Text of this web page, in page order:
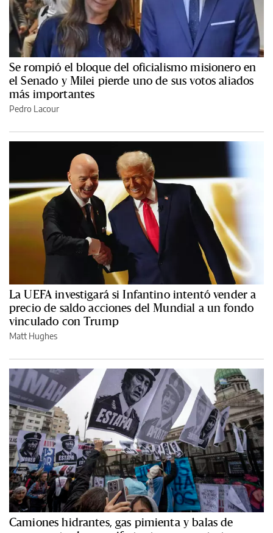
Se rompió el bloque del oficialismo misionero en
el Senado y Milei pierde uno de sus votos aliados
más importantes
Pedro Lacour
La UEFA investigará si Infantino intentó vender a
precio de saldo acciones del Mundial a un fondo
vinculado con Trump
Matt Hughes
Camiones hidrantes, gas pimienta y balas de